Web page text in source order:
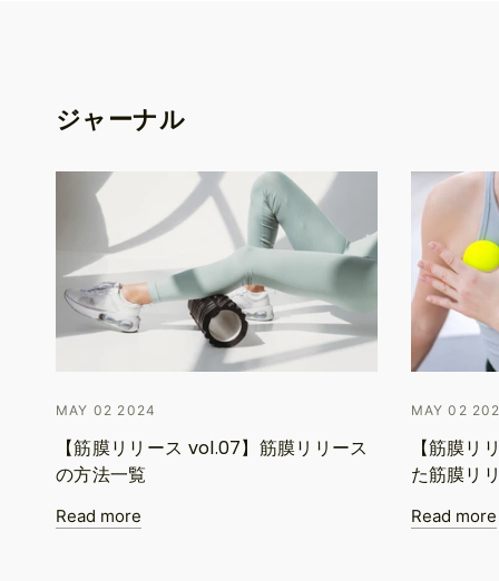
ジャーナル
MAY 02 2024
【筋膜リリース vol.07】筋膜リリース
の方法一覧
Read more
MAY 02
【筋膜リ
た筋膜リ
Read more